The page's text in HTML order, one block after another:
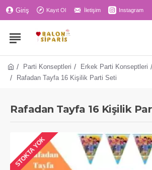
Giriş Kayıt Ol İletişim Instagram
Parti Konseptleri Erkek Parti Konseptleri
Rafadan Tayfa 16 Kişilik Parti Seti
Rafadan Tayfa 16 Kişilik
STOKTA YOK